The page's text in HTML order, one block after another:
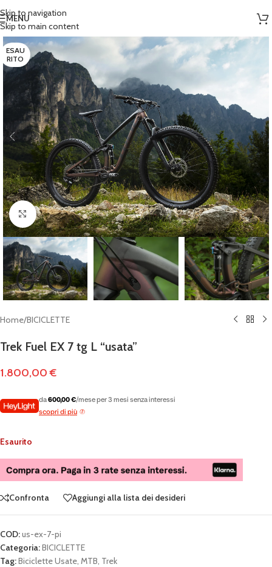
Skip to navigation
Skip to main content
MENU
ESAU
RITO
Clicca per ingrandire
Home/BICICLETTE
Trek Fuel EX 7 tg L “usata”
1.800,00€
da600,00 €/mese per 3 mesi senza interessi
scopri di più
Esaurito
Confronta Aggiungi alla lista dei desideri
COD:us-ex-7-pi
Categoria:BICICLETTE
Tag:Biciclette Usate, MTB, Trek